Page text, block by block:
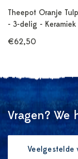
Theepot Oranje
- 3-delig - Keramiek
€62,50
Vragen? We
Veelgestelde